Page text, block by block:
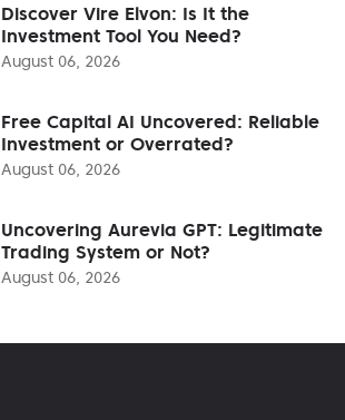
Discover Vire Elvon: Is It the
Investment Tool You Need?
August 06, 2026
Free Capital AI Uncovered: Reliable
Investment or Overrated?
August 06, 2026
Uncovering Aurevia GPT: Legitimate
Trading System or Not?
August 06, 2026